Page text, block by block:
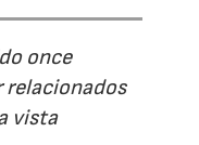
once
relacionados
vista